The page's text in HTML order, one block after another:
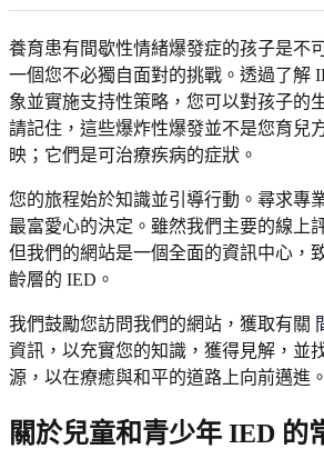
養育患有間歇性情緒爆發症的孩子是不
一個您不必獨自面對的挑戰。透過了解
象並實施支持性策略，您可以對孩子的
請記住，這些爆炸性爆發並不是您育兒
映；它們是可治療疾病的症狀。
您的旅程始於知識並引導行動。尋求專
最富愛心的決定。雖然我們主要的線上
但我們的網站是一個全面的資訊中心，
齡層的 IED。
我們鼓勵您訪問我們的網站，獲取有關
資訊，以充實您的知識，獲得見解，並
源，以在療癒與和平的道路上向前邁進。
關於兒童和青少年 IED 的